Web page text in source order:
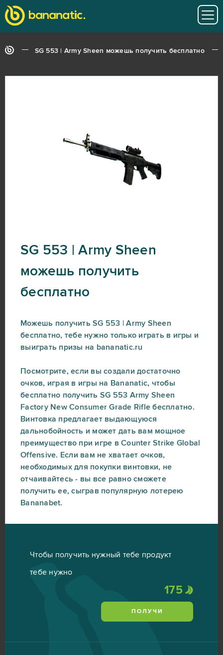
SG 553 | Army Sheen можешь получить бесплатно
SG 553 | Army Sheen
можешь получить
бесплатно
Можешь получить SG 553 | Army Sheen
бесплатно, тебе нужно только играть в игры и
выиграть призы на bananatic.ru
Посмотрите, если вы создали достаточно
очков, играя в игры на Bananatic, чтобы
бесплатно получить SG 553 Army Sheen
Factory New Consumer Grade Rifle бесплатно.
Винтовка предлагает выдающуюся
дальнобойность и может дать вам мощное
преимущество при игре в Counter Strike Global
Offensive. Если вам не хватает очков,
необходимых для покупки винтовки, не
отчаивайтесь - вы все равно сможете
получить ее, сыграв популярную лотерею
Bananabet.
Чтобы получить нужный тебе продукт
тебе нужно
175
ПОЛУЧИ